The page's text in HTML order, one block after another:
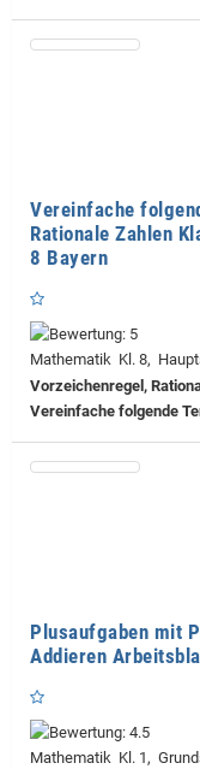
Vereinfache
Rationale Zahlen
8 Bayern
Mathematik Kl. 8,
Vorzeichenregel,
Vereinfache folgende
Plusaufgaben mit
Addieren
Mathematik Kl. 1,